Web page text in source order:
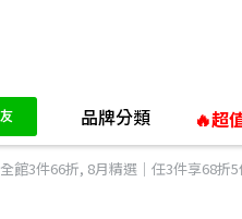
品牌分類 🔥超
全館3件66折, 8月精選｜任3件享68折